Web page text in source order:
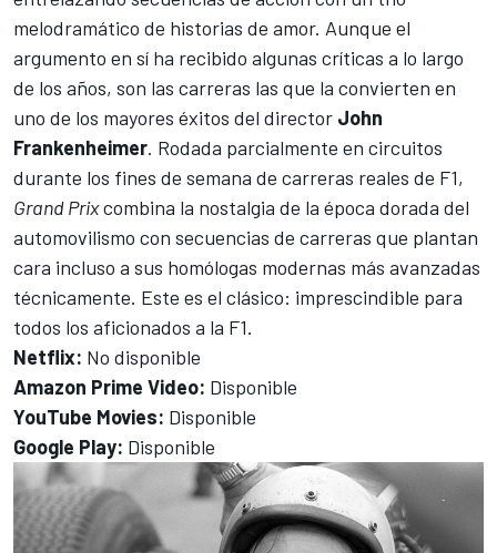
melodramático de historias de amor. Aunque el
argumento en sí ha recibido algunas críticas a lo largo
de los años, son las carreras las que la convierten en
uno de los mayores éxitos del director John
Frankenheimer. Rodada parcialmente en circuitos
durante los fines de semana de carreras reales de F1,
Grand Prixcombina la nostalgia de la época dorada del
automovilismo con secuencias de carreras que plantan
cara incluso a sus homólogas modernas más avanzadas
técnicamente. Este es el clásico: imprescindible para
todos los aficionados a la F1.
Netflix: No disponible
Amazon Prime Video: Disponible
YouTube Movies: Disponible
Google Play: Disponible